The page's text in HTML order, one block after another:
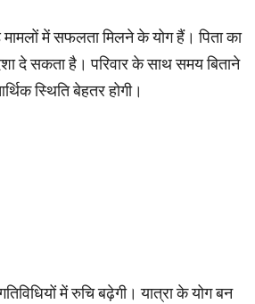
में सफलता मिलने के योग हैं। पिता का
दे सकता है। परिवार के साथ समय बिताने
स्थिति बेहतर होगी।
में रुचि बढ़ेगी। यात्रा के योग बन